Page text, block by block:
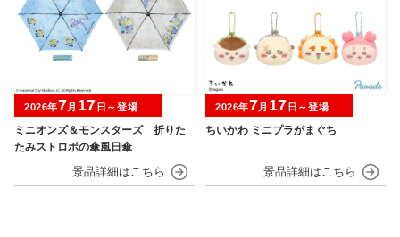
ミニオンズ＆モンスターズ 折りた
たみストロボの傘風日傘
2026年7月 17 日～登場
ちいかわ ミニプラがまぐち
2026年7月 17 日～登場